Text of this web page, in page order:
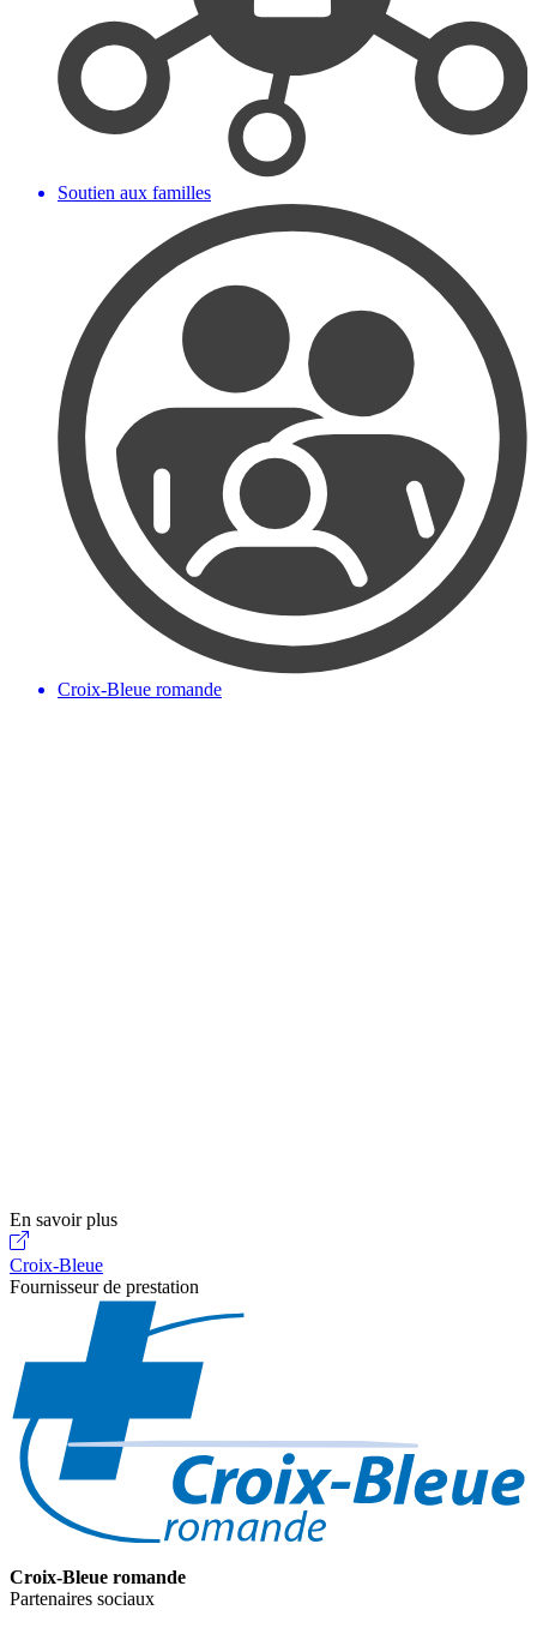
Soutien aux familles
Croix-Bleue romande
En savoir plus
Croix-Bleue
Fournisseur de prestation
Croix-Bleue romande
Partenaires sociaux